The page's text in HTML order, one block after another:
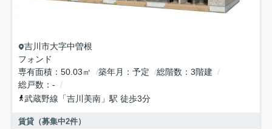
吉川市大字中曽根
フォンド
専有面積
50.03㎡ 築年月 予定 総階数
3階建
総戸数
-
武蔵野線 「吉川美南 」駅 徒歩3分
賃貸（募集中2件）